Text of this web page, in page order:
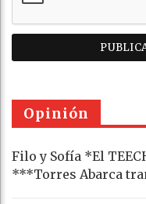
Opinión
Filo y Sofía *El
***Torres Abarca